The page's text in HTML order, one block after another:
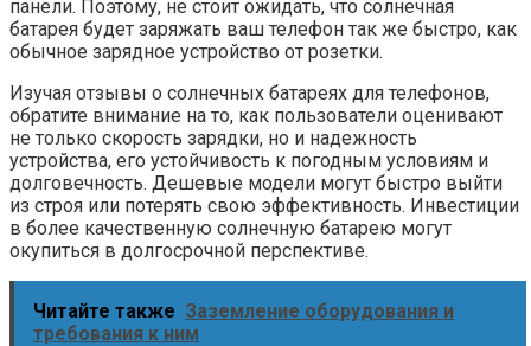
панели. Поэтому, не стоит ожидать, что солнечная
батарея будет заряжать ваш телефон так же быстро, как
обычное зарядное устройство от розетки.
Изучая отзывы о солнечных батареях для телефонов,
обратите внимание на то, как пользователи оценивают
не только скорость зарядки, но и надежность
устройства, его устойчивость к погодным условиям и
долговечность. Дешевые модели могут быстро выйти
из строя или потерять свою эффективность. Инвестиции
в более качественную солнечную батарею могут
окупиться в долгосрочной перспективе.
Читайте также Заземление оборудования и
требования к ним